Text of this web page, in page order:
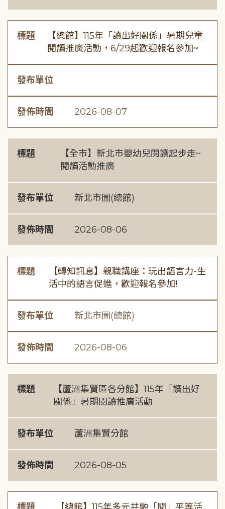
標題
【總館】115年「讀出好關係」暑期兒童
閱讀推廣活動，6/29起歡迎報名參加~
發布單位
發佈時間 2026-08-07
標題
【全市】新北市嬰幼兒閱讀起步走~
閱讀活動推廣
發布單位 新北市圖(總館)
發佈時間 2026-08-06
標題
【轉知訊息】親職講座：玩出語言力-生
活中的語言促進，歡迎報名參加!
發布單位 新北市圖(總館)
發佈時間 2026-08-06
標題
【蘆洲集賢區各分館】115年「讀出好
關係」暑期閱讀推廣活動
發布單位 蘆洲集賢分館
發佈時間 2026-08-05